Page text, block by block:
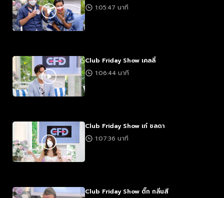
1:05:47 นาที
Club Friday Show เคลลี่
1:06:44 นาที
Club Friday Show เก๋ ชลดา
1:07:36 นาที
Club Friday Show ติ๊ก กลิ่นสี